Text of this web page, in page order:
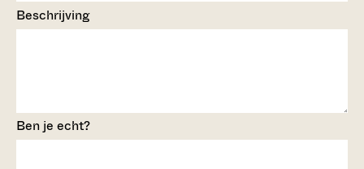
Beschrijving
Ben je echt?